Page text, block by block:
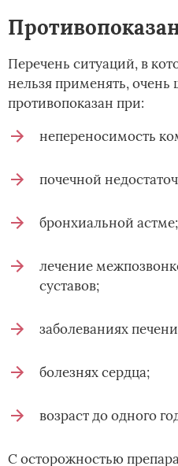
Перечень ситуаций, в
нельзя применять,
противопоказан при:
непереносимость
почечной
бронхиальной астме;
лечение
суставов;
заболеваниях
болезнях сердца;
возраст до одного
С осторожностью